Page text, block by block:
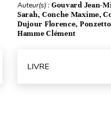
Auteur(s) : Gouvard Jean-
Sarah, Conche Maxime,
Dujour Florence,
Hamme Clément
LIVRE